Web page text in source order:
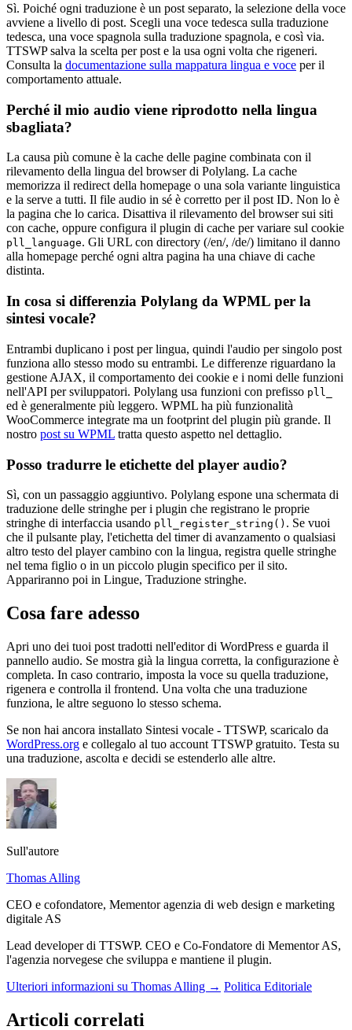
Sì. Poiché ogni traduzione è un post separato, la selezione della voce
avviene a livello di post. Scegli una voce tedesca sulla traduzione
tedesca, una voce spagnola sulla traduzione spagnola, e così via.
TTSWP salva la scelta per post e la usa ogni volta che rigeneri.
Consulta la documentazione sulla mappatura lingua e voce per il
comportamento attuale.
Perché il mio audio viene riprodotto nella lingua
sbagliata?
La causa più comune è la cache delle pagine combinata con il
rilevamento della lingua del browser di Polylang. La cache
memorizza il redirect della homepage o una sola variante linguistica
e la serve a tutti. Il file audio in sé è corretto per il post ID. Non lo è
la pagina che lo carica. Disattiva il rilevamento del browser sui siti
con cache, oppure configura il plugin di cache per variare sul cookie
pll_language. Gli URL con directory (/en/, /de/) limitano il danno
alla homepage perché ogni altra pagina ha una chiave di cache
distinta.
In cosa si differenzia Polylang da WPML per la
sintesi vocale?
Entrambi duplicano i post per lingua, quindi l'audio per singolo post
funziona allo stesso modo su entrambi. Le differenze riguardano la
gestione AJAX, il comportamento dei cookie e i nomi delle funzioni
nell'API per sviluppatori. Polylang usa funzioni con prefisso pll_
ed è generalmente più leggero. WPML ha più funzionalità
WooCommerce integrate ma un footprint del plugin più grande. Il
nostro post su WPML tratta questo aspetto nel dettaglio.
Posso tradurre le etichette del player audio?
Sì, con un passaggio aggiuntivo. Polylang espone una schermata di
traduzione delle stringhe per i plugin che registrano le proprie
stringhe di interfaccia usando pll_register_string() . Se vuoi
che il pulsante play, l'etichetta del timer di avanzamento o qualsiasi
altro testo del player cambino con la lingua, registra quelle stringhe
nel tema figlio o in un piccolo plugin specifico per il sito.
Appariranno poi in Lingue, Traduzione stringhe.
Cosa fare adesso
Apri uno dei tuoi post tradotti nell'editor di WordPress e guarda il
pannello audio. Se mostra già la lingua corretta, la configurazione è
completa. In caso contrario, imposta la voce su quella traduzione,
rigenera e controlla il frontend. Una volta che una traduzione
funziona, le altre seguono lo stesso schema.
Se non hai ancora installato Sintesi vocale - TTSWP, scaricalo da
WordPress.org e collegalo al tuo account TTSWP gratuito. Testa su
una traduzione, ascolta e decidi se estenderlo alle altre.
Sull'autore
Thomas Alling
CEO e cofondatore, Mementor agenzia di web design e marketing
digitale AS
Lead developer di TTSWP. CEO e Co-Fondatore di Mementor AS,
l'agenzia norvegese che sviluppa e mantiene il plugin.
Ulteriori informazioni su Thomas Alling → Politica Editoriale
Articoli correlati